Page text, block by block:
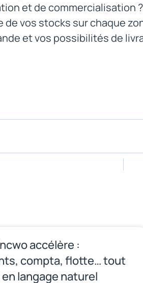
et de commercialisation ?
de vos stocks sur chaque
et vos possibilités de
accélère :
compta, flotte… tout
langage naturel